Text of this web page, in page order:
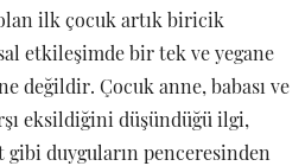
ilk çocuk artık biricik
etkileşimde bir tek ve yegane
değildir. Çocuk anne, babası ve
eksildiğini düşündüğü ilgi,
gibi duyguların penceresinden